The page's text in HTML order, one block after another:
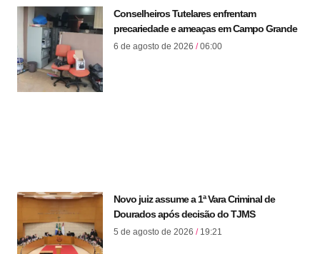
Conselheiros Tutelares enfrentam
precariedade e ameaças em Campo Grande
6 de agosto de 2026 06:00
Novo juiz assume a 1ª Vara Criminal de
Dourados após decisão do TJMS
5 de agosto de 2026 19:21